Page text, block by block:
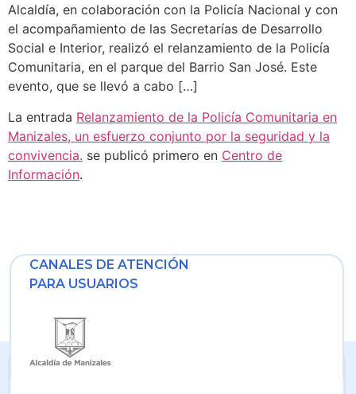
Alcaldía, en colaboración con la Policía Nacional y con
el acompañamiento de las Secretarías de Desarrollo
Social e Interior, realizó el relanzamiento de la Policía
Comunitaria, en el parque del Barrio San José. Este
evento, que se llevó a cabo […]
La entrada Relanzamiento de la Policía Comunitaria en
Manizales, un esfuerzo conjunto por la seguridad y la
convivencia. se publicó primero en Centro de
Información.
CANALES DE ATENCIÓN
PARA USUARIOS